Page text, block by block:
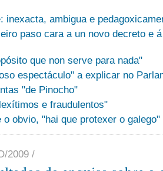
inexacta, ambigua e
paso cara a un novo decreto e
que non serve para nada"
espectáculo" a explicar no
"de Pinocho"
e fraudulentos"
o obvio, "hai que protexer o galego"
2009 /